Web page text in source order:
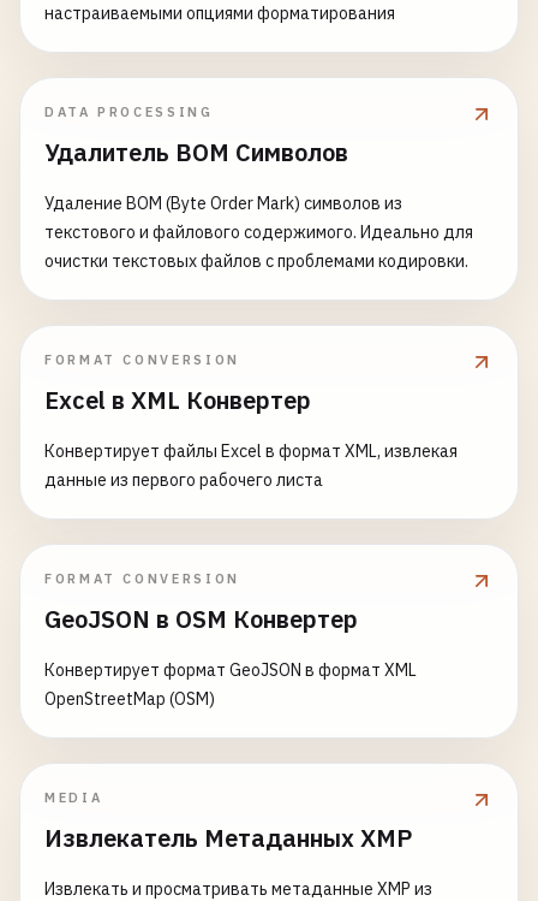
настраиваемыми опциями форматирования
DATA PROCESSING
Удалитель BOM Символов
Удаление BOM (Byte Order Mark) символов из
текстового и файлового содержимого. Идеально для
очистки текстовых файлов с проблемами кодировки.
FORMAT CONVERSION
Excel в XML Конвертер
Конвертирует файлы Excel в формат XML, извлекая
данные из первого рабочего листа
FORMAT CONVERSION
GeoJSON в OSM Конвертер
Конвертирует формат GeoJSON в формат XML
OpenStreetMap (OSM)
MEDIA
Извлекатель Метаданных XMP
Извлекать и просматривать метаданные XMP из